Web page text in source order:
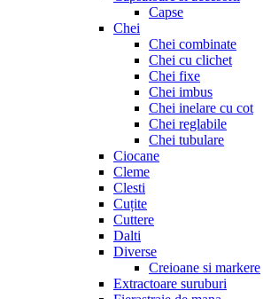
Capse
Chei
Chei combinate
Chei cu clichet
Chei fixe
Chei imbus
Chei inelare cu cot
Chei reglabile
Chei tubulare
Ciocane
Cleme
Clesti
Cuțite
Cuttere
Dalti
Diverse
Creioane si markere
Extractoare suruburi